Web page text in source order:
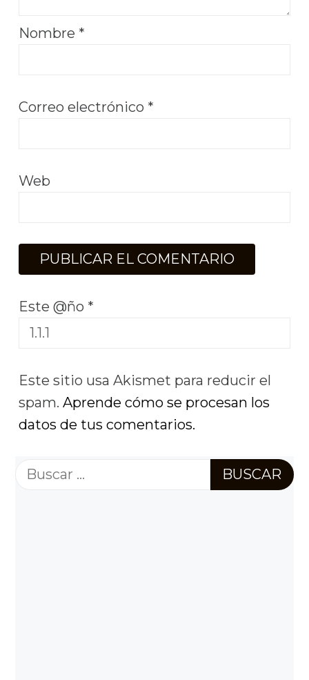
Nombre *
Correo electrónico *
Web
Este @ño *
Este sitio usa Akismet para reducir el
spam. Aprende cómo se procesan los
datos de tus comentarios.
Buscar: